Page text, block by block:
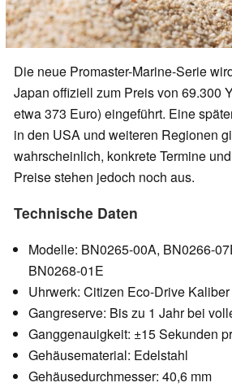
Die neue Promaster-Marine-Serie
Japan offiziell zum Preis von 69.300
etwa 373 Euro) eingeführt. Eine
in den USA und weiteren Regionen
wahrscheinlich, konkrete Termine
Preise stehen jedoch noch aus.
Technische Daten
Modelle: BN0265-00A, BN0266-
BN0268-01E
Uhrwerk: Citizen Eco-Drive
Gangreserve: Bis zu 1 Jahr bei
Ganggenauigkeit: ±15 Sekunden
Gehäusematerial: Edelstahl
Gehäusedurchmesser: 40,6 mm